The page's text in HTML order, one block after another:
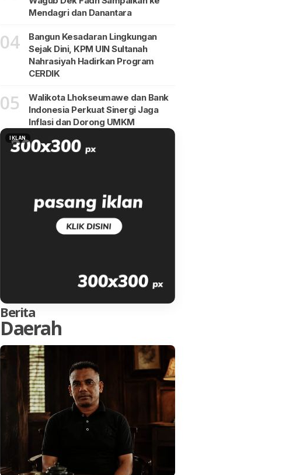
Mendagri dan Danantara
04
Bangun Kesadaran Lingkungan
Sejak Dini, KPM UIN Sultanah
Nahrasiyah Hadirkan Program
CERDIK
05
Walikota Lhokseumawe dan Bank
Indonesia Perkuat Sinergi Jaga
Inflasi dan Dorong UMKM
IKLAN
Berita
Daerah